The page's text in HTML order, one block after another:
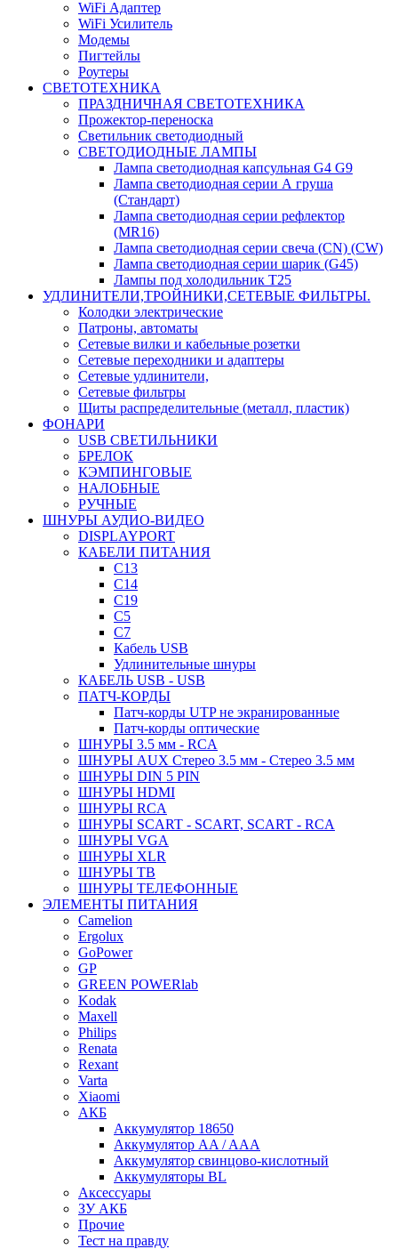
WiFi Адаптер
WiFi Усилитель
Модемы
Пигтейлы
Роутеры
СВЕТОТЕХНИКА
ПРАЗДНИЧНАЯ СВЕТОТЕХНИКА
Прожектор-переноска
Светильник светодиодный
СВЕТОДИОДНЫЕ ЛАМПЫ
Лампа светодиодная капсульная G4 G9
Лампа светодиодная серии А груша
(Стандарт)
Лампа светодиодная серии рефлектор
(MR16)
Лампа светодиодная серии свеча (CN) (CW)
Лампа светодиодная серии шарик (G45)
Лампы под холодильник T25
УДЛИНИТЕЛИ,ТРОЙНИКИ,СЕТЕВЫЕ ФИЛЬТРЫ.
Колодки электрические
Патроны, автоматы
Сетевые вилки и кабельные розетки
Сетевые переходники и адаптеры
Сетевые удлинители,
Сетевые фильтры
Щиты распределительные (металл, пластик)
ФОНАРИ
USB СВЕТИЛЬНИКИ
БРЕЛОК
КЭМПИНГОВЫЕ
НАЛОБНЫЕ
РУЧНЫЕ
ШНУРЫ АУДИО-ВИДЕО
DISPLAYPORT
КАБЕЛИ ПИТАНИЯ
C13
C14
C19
C5
C7
Кабель USB
Удлинительные шнуры
КАБЕЛЬ USB - USB
ПАТЧ-КОРДЫ
Патч-корды UTP не экранированные
Патч-корды оптические
ШНУРЫ 3.5 мм - RCA
ШНУРЫ AUX Стерео 3.5 мм - Стерео 3.5 мм
ШНУРЫ DIN 5 PIN
ШНУРЫ HDMI
ШНУРЫ RCA
ШНУРЫ SCART - SCART, SCART - RCA
ШНУРЫ VGA
ШНУРЫ XLR
ШНУРЫ ТВ
ШНУРЫ ТЕЛЕФОННЫЕ
ЭЛЕМЕНТЫ ПИТАНИЯ
Camelion
Ergolux
GoPower
GP
GREEN POWERlab
Kodak
Maxell
Philips
Renata
Rexant
Varta
Xiaomi
АКБ
Аккумулятор 18650
Аккумулятор AA / AAA
Аккумулятор свинцово-кислотный
Аккумуляторы BL
Аксессуары
ЗУ АКБ
Прочие
Тест на правду